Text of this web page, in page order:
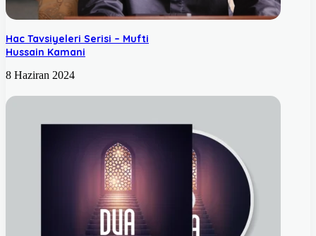
Hac Tavsiyeleri Serisi – Mufti
Hussain Kamani
8 Haziran 2024